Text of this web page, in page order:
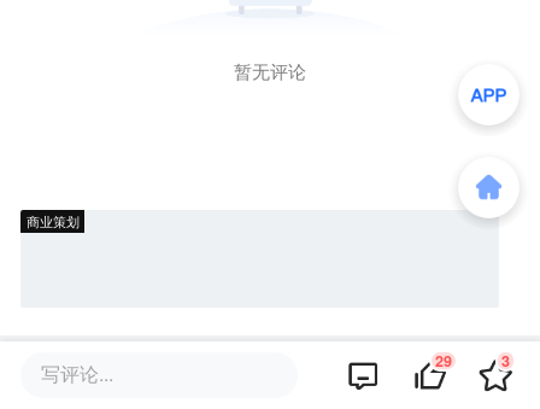
暂无评论
商业策划
写评论... 29 3
商务合作 加入我们
联系我们